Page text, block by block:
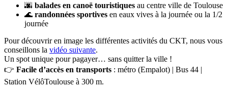
🌆 balades en canoë touristiques au centre ville de Toulouse
🌊 randonnées sportives en eaux vives à la journée ou la 1/2
journée
Pour découvrir en image les différentes activités du CKT, nous vous
conseillons la vidéo suivante.
Un spot unique pour pagayer… sans quitter la ville !
👉 Facile d’accès en transports : métro (Empalot) | Bus 44 |
Station VélôToulouse à 300 m.